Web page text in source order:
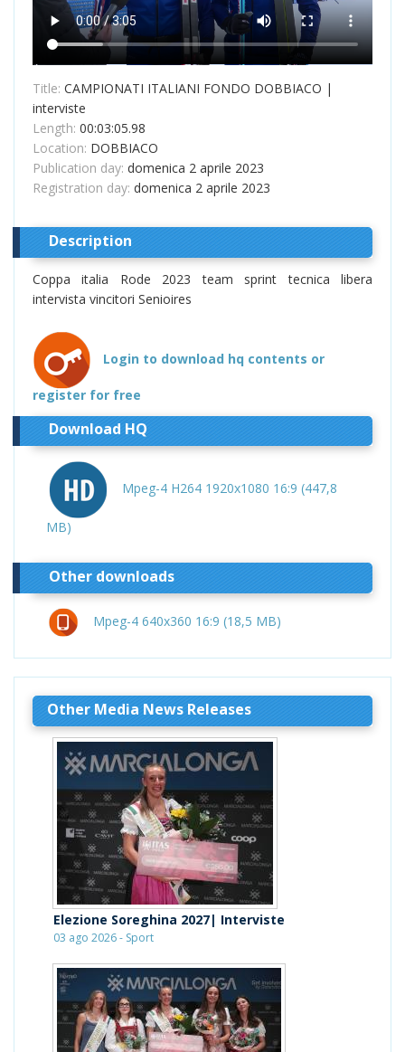
Title: CAMPIONATI ITALIANI FONDO DOBBIACO |
interviste
Length: 00:03:05.98
Location: DOBBIACO
Publication day: domenica 2 aprile 2023
Registration day: domenica 2 aprile 2023
Description
Coppa italia Rode 2023 team sprint tecnica libera
intervista vincitori Senioires
Login to download hq contents or
register for free
Download HQ
Mpeg-4 H264 1920x1080 16:9 (447,8
MB)
Other downloads
Mpeg-4 640x360 16:9 (18,5 MB)
Other Media News Releases
Elezione Soreghina 2027| Interviste
03 ago 2026 - Sport